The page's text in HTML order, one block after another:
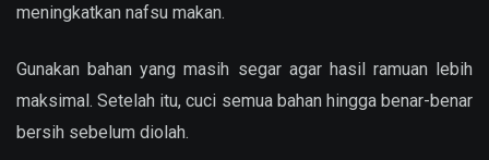
meningkatkan nafsu makan.
Gunakan bahan yang masih segar agar hasil ramuan lebih
maksimal. Setelah itu, cuci semua bahan hingga benar-benar
bersih sebelum diolah.